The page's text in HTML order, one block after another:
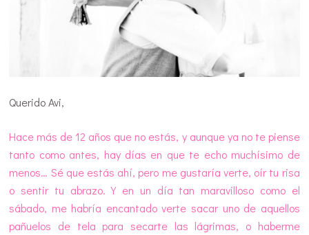
Querido Avi,
Hace más de 12 años que no estás, y aunque ya no te piense
tanto como antes, hay días en que te echo muchísimo de
menos… Sé que estás ahí, pero me gustaría verte, oír tu risa
o sentir tu abrazo. Y en un día tan maravilloso como el
sábado, me habría encantado verte sacar uno de aquellos
pañuelos de tela para secarte las lágrimas, o haberme